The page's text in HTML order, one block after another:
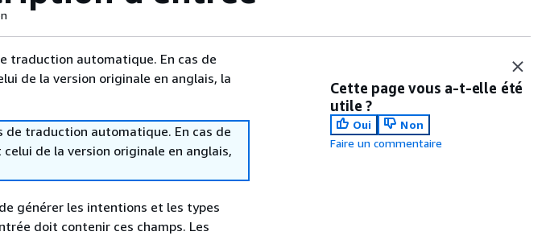
traduction automatique. En cas de
de la version originale en anglais, la
traduction automatique. En cas de
de la version originale en anglais,
générer les intentions et les types
doit contenir ces champs. Les
Cette page vous a-t-elle été
utile ?
Oui
Non
Faire un commentaire